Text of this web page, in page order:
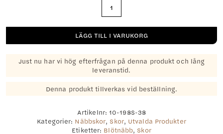
mängd
LÄGG TILL I VARUKORG
Just nu har vi hög efterfrågan på denna produkt och lång
leveranstid.
Denna produkt tillverkas vid beställning.
Artikelnr:10-198S-38
Kategorier: Näbbskor, Skor, Utvalda Produkter
Etiketter: Blötnäbb, Skor